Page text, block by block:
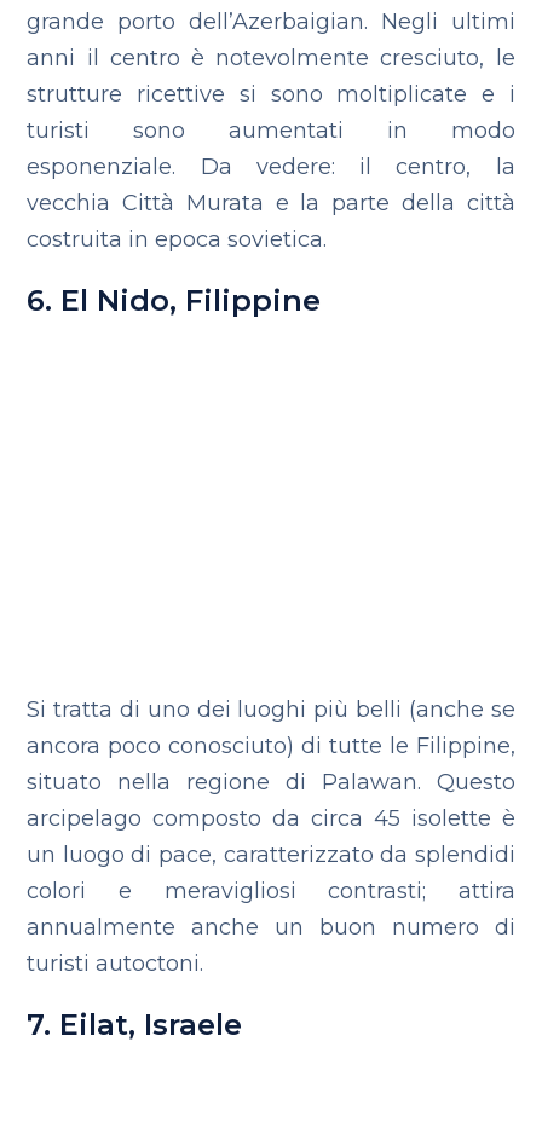
grande porto dell’Azerbaigian. Negli ultimi
anni il centro è notevolmente cresciuto, le
strutture ricettive si sono moltiplicate e i
turisti sono aumentati in modo
esponenziale. Da vedere: il centro, la
vecchia Città Murata e la parte della città
costruita in epoca sovietica.
6. El Nido, Filippine
Si tratta di uno dei luoghi più belli (anche se
ancora poco conosciuto) di tutte le Filippine,
situato nella regione di Palawan. Questo
arcipelago composto da circa 45 isolette è
un luogo di pace, caratterizzato da splendidi
colori e meravigliosi contrasti; attira
annualmente anche un buon numero di
turisti autoctoni.
7. Eilat, Israele